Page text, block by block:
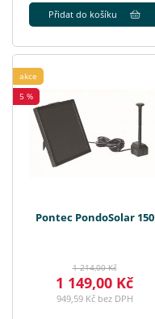
Přidat do košíku
akce
5 %
Pontec PondoSolar 150
1 214,00 Kč
1 149,00 Kč
949,59 Kč bez DPH